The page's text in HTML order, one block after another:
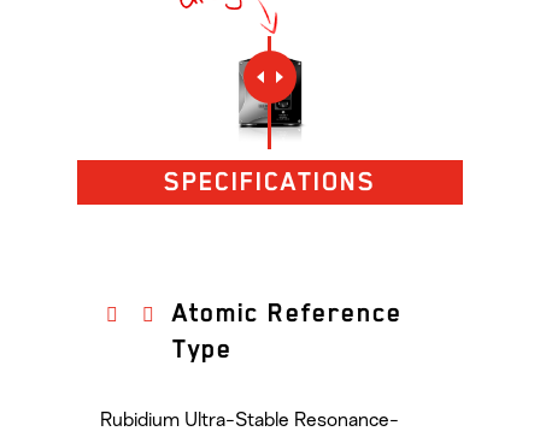
SPECIFICATIONS
Atomic Reference
Type
Rubidium Ultra-Stable Resonance-